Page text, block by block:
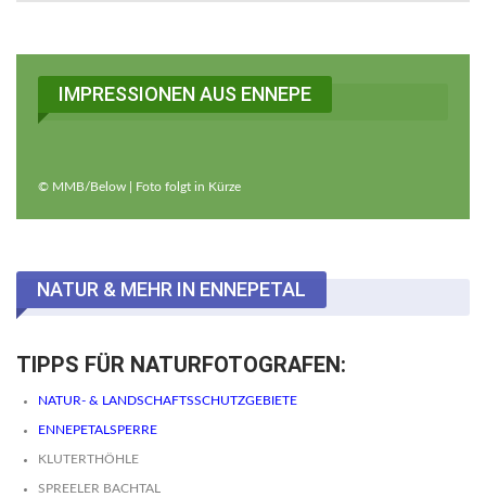
IMPRESSIONEN AUS ENNEPE
© MMB/Below | Foto folgt in Kürze
NATUR & MEHR IN ENNEPETAL
TIPPS FÜR NATURFOTOGRAFEN:
NATUR- & LANDSCHAFTSSCHUTZGEBIETE
ENNEPETALSPERRE
KLUTERTHÖHLE
SPREELER BACHTAL